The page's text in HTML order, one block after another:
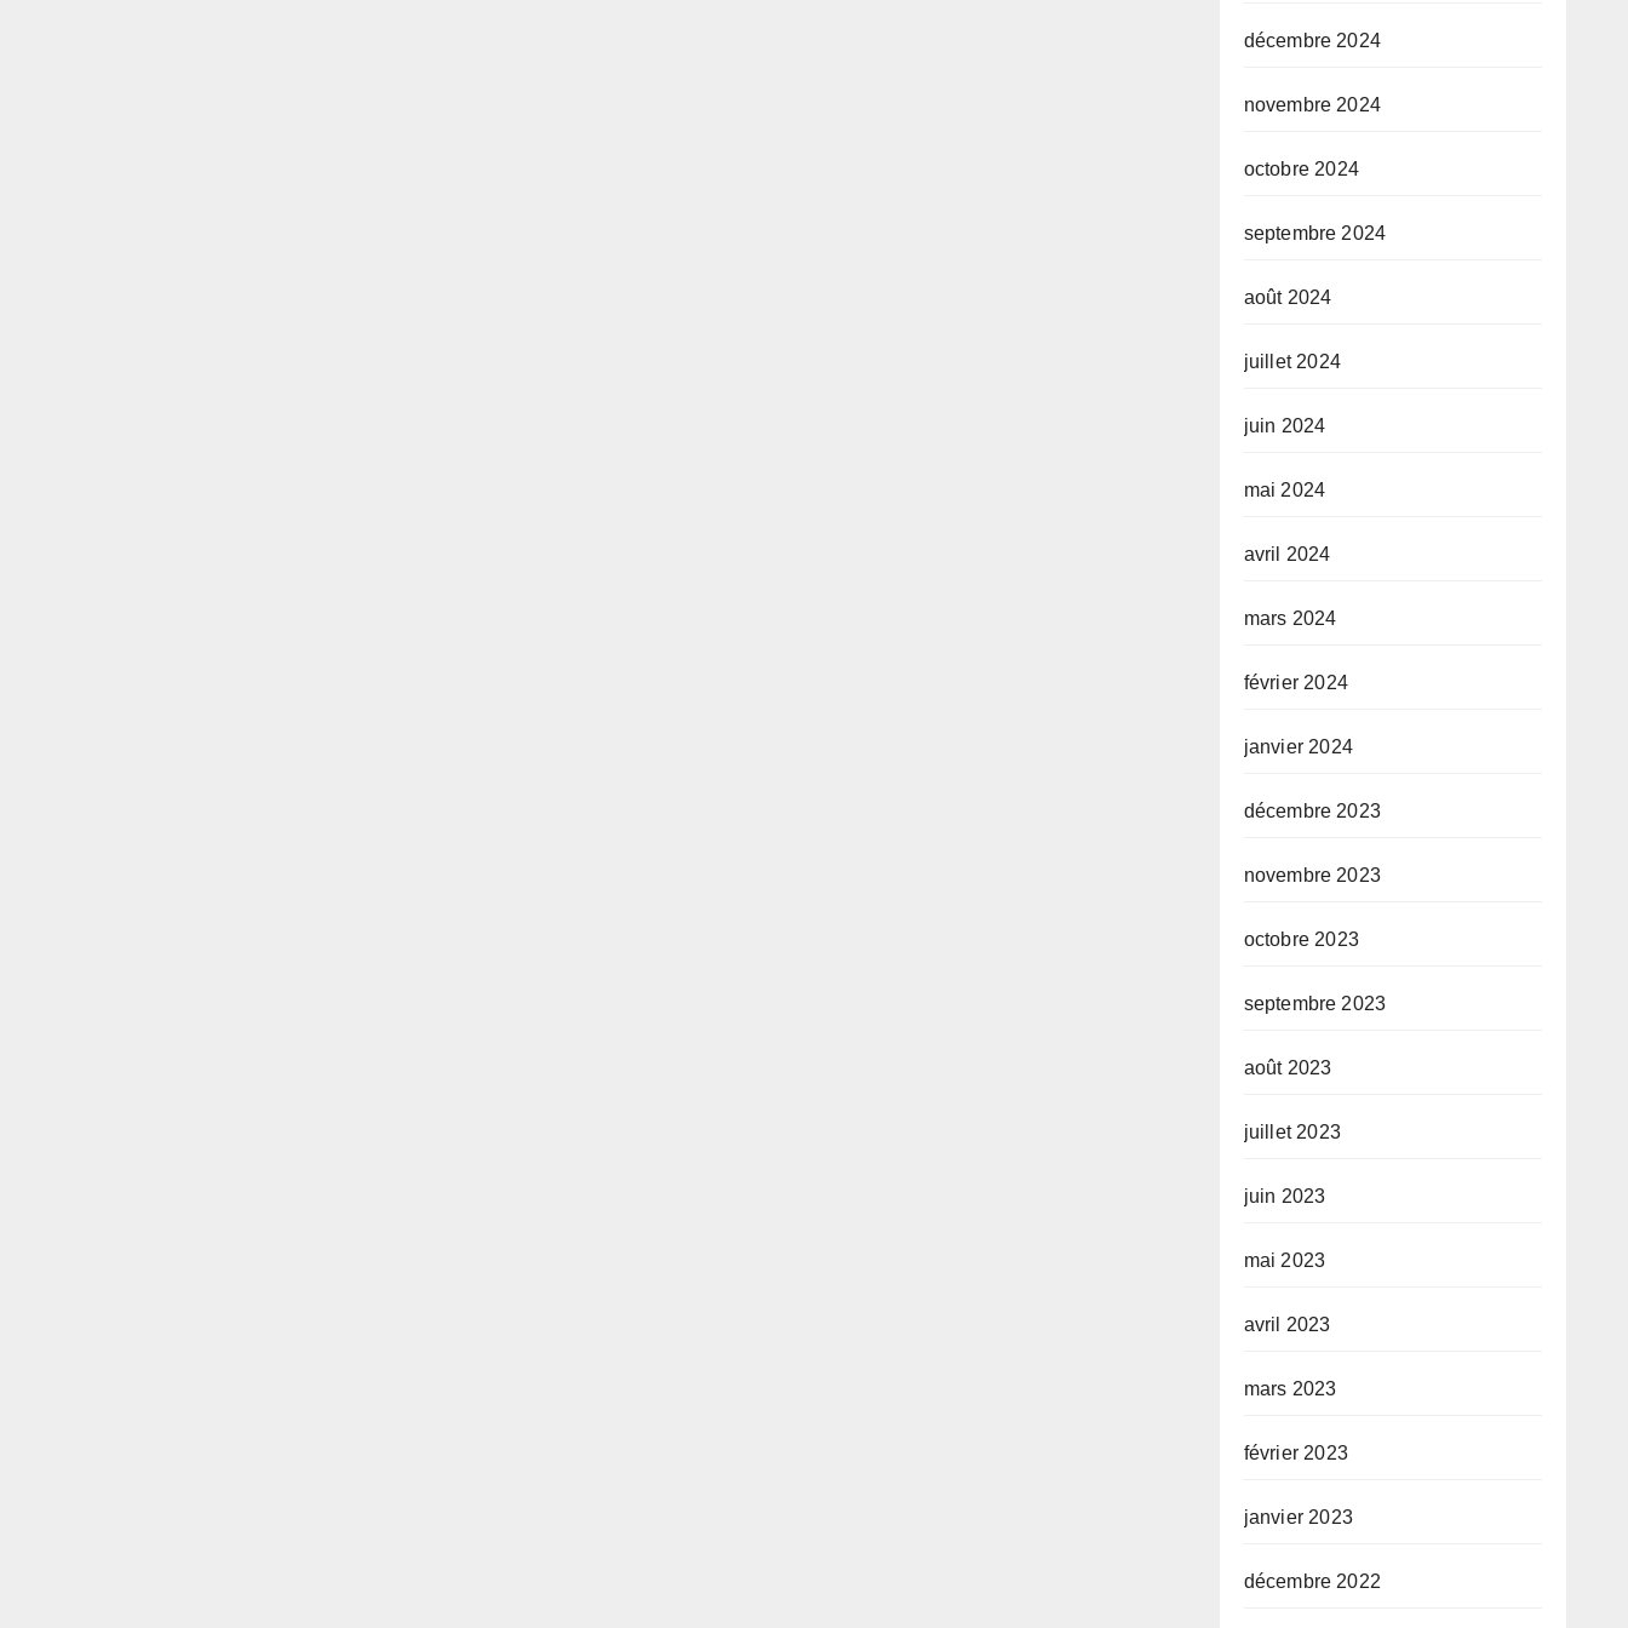
décembre 2024
novembre 2024
octobre 2024
septembre 2024
août 2024
juillet 2024
juin 2024
mai 2024
avril 2024
mars 2024
février 2024
janvier 2024
décembre 2023
novembre 2023
octobre 2023
septembre 2023
août 2023
juillet 2023
juin 2023
mai 2023
avril 2023
mars 2023
février 2023
janvier 2023
décembre 2022